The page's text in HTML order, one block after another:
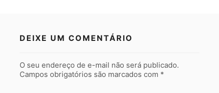
DEIXE UM COMENTÁRIO
O seu endereço de e-mail não será publicado.
Campos obrigatórios são marcados com *